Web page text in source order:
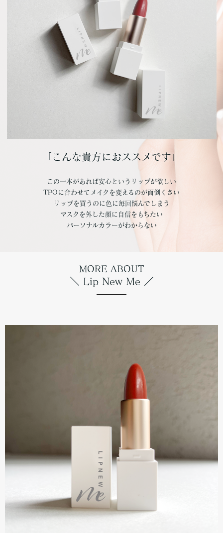
「こんな貴方におススメです」
この一本があれば安心というリップが欲しい
TPOに合わせてメイクを変えるのが面倒くさい
リップを買うのに色に毎回悩んでしまう
マスクを外した顔に自信をもちたい
パーソナルカラーがわからない
MORE ABOUT
＼ Lip New Me ／